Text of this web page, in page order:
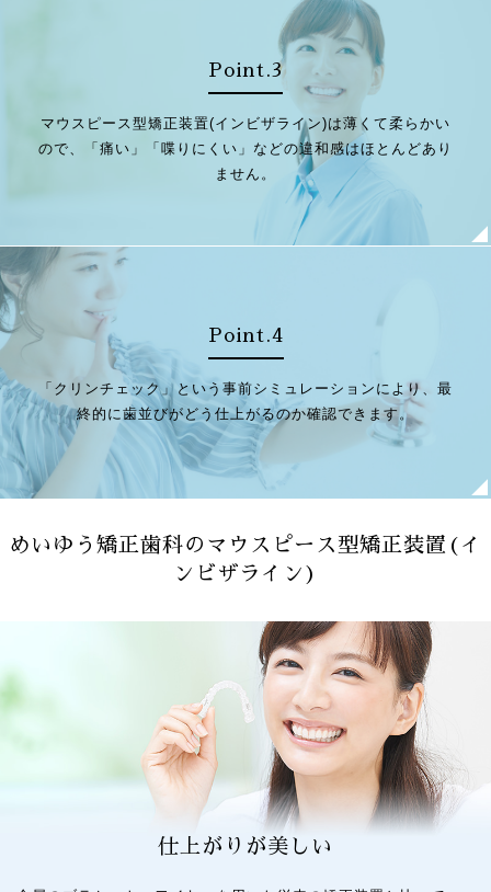
Point.3
マウスピース型矯正装置(インビザライン)は薄くて柔らかい
ので、「痛い」「喋りにくい」などの違和感はほとんどあり
ません。
Point.4
「クリンチェック」という事前シミュレーションにより、最
終的に歯並びがどう仕上がるのか確認できます。
めいゆう矯正歯科のマウスピース型矯正装置(イ
ンビザライン)
仕上がりが美しい